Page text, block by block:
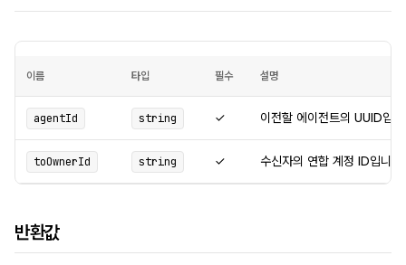
이름 타입 필수 설명
agentId string ✓ 이전할 에이전트의 UUID입
toOwnerId string ✓ 수신자의 연합 계정 ID입니다.
반환값